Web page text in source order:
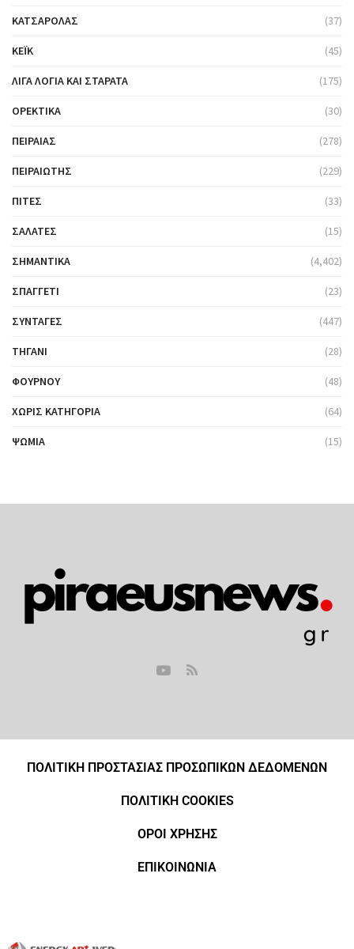
ΚΑΤΣΑΡΌΛΑΣ (37)
ΚΈΙΚ (45)
ΛΊΓΑ ΛΌΓΙΑ ΚΑΙ ΣΤΑΡΆΤΑ (175)
ΟΡΕΚΤΙΚΆ (30)
ΠΕΙΡΑΙΆΣ (278)
ΠΕΙΡΑΙΏΤΗΣ (229)
ΠΊΤΕΣ (33)
ΣΑΛΆΤΕΣ (15)
ΣΗΜΑΝΤΙΚΆ (4,402)
ΣΠΑΓΓΈΤΙ (23)
ΣΥΝΤΑΓΈΣ (447)
ΤΗΓΆΝΙ (28)
ΦΟΎΡΝΟΥ (48)
ΧΩΡΊΣ ΚΑΤΗΓΟΡΊΑ (64)
ΨΩΜΙΆ (15)
ΠΟΛΙΤΙΚΗ ΠΡΟΣΤΑΣΙΑΣ ΠΡΟΣΩΠΙΚΩΝ ΔΕΔΟΜΕΝΩΝ
ΠΟΛΙΤΙΚΗ COOKIES
ΟΡΟΙ ΧΡΗΣΗΣ
ΕΠΙΚΟΙΝΩΝΙΑ